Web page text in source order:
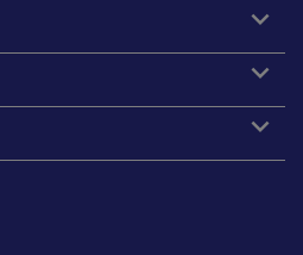
expand_more
expand_more
expand_more